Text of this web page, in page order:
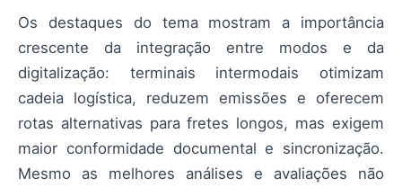
Os destaques do tema mostram a importância
crescente da integração entre modos e da
digitalização: terminais intermodais otimizam
cadeia logística, reduzem emissões e oferecem
rotas alternativas para fretes longos, mas exigem
maior conformidade documental e sincronização.
Mesmo as melhores análises e avaliações não